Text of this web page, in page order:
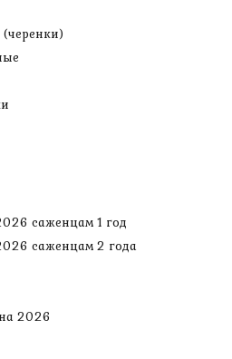
саженцам 1 год
саженцам 2 года
2026